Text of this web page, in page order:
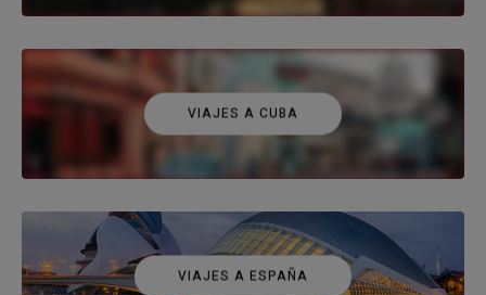
VIAJES A CUBA
VIAJES A ESPAÑA